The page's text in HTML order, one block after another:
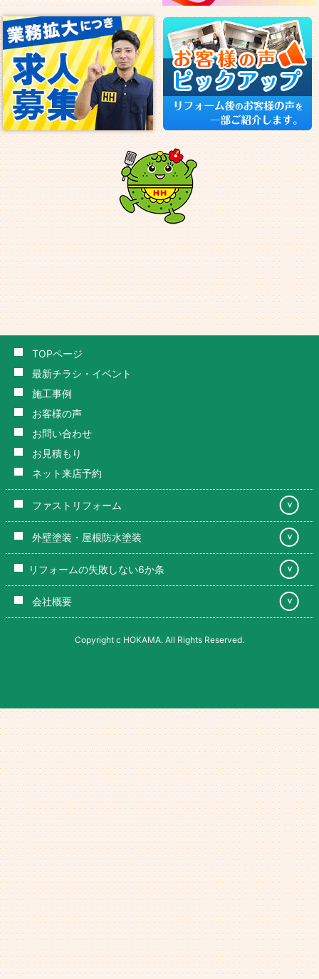
TOPページ
最新チラシ・イベント
施工事例
お客様の声
お問い合わせ
お見積もり
ネット来店予約
ファストリフォーム ＞
外壁塗装・屋根防水塗装 ＞
リフォームの失敗しない6か条 ＞
会社概要 ＞
Copyright c HOKAMA. All Rights Reserved.